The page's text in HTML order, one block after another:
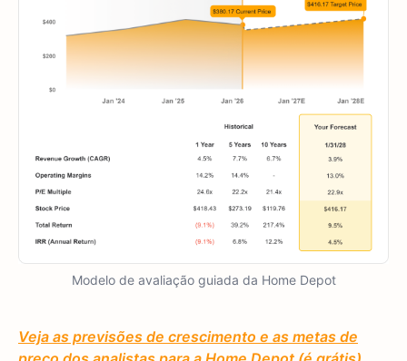
Modelo de avaliação guiada da Home Depot
Veja as previsões de crescimento e as metas de